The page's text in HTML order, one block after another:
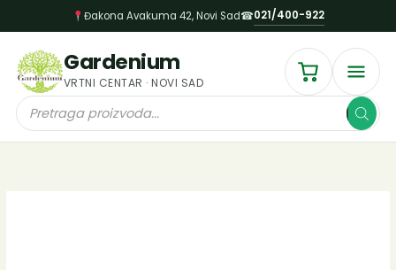
на
садржај
Đakona Avakuma 42, Novi Sad☎021/400-922
Gardenium
VRTNI CENTAR · NOVI SAD
Products
search